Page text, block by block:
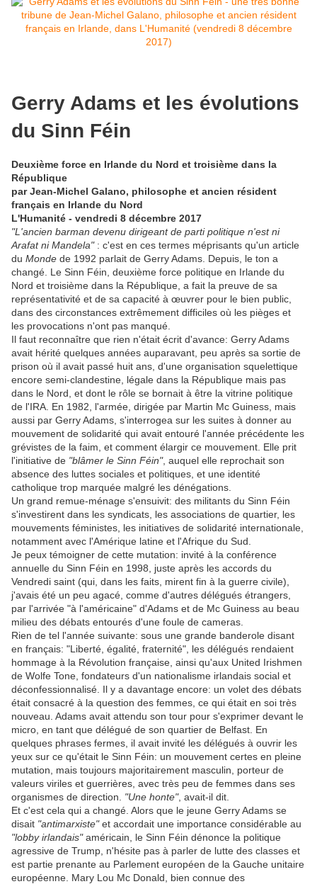
Gerry Adams et les évolutions
du Sinn Féin
Deuxième force en Irlande du Nord et troisième dans la
République
par Jean-Michel Galano, philosophe et ancien résident
français en Irlande du Nord
L'Humanité - vendredi 8 décembre 2017
"L'ancien barman devenu dirigeant de parti politique n'est ni
Arafat ni Mandela" : c'est en ces termes méprisants qu'un article
du Monde de 1992 parlait de Gerry Adams. Depuis, le ton a
changé. Le Sinn Féin, deuxième force politique en Irlande du
Nord et troisième dans la République, a fait la preuve de sa
représentativité et de sa capacité à œuvrer pour le bien public,
dans des circonstances extrêmement difficiles où les pièges et
les provocations n'ont pas manqué.
Il faut reconnaître que rien n'était écrit d'avance: Gerry Adams
avait hérité quelques années auparavant, peu après sa sortie de
prison où il avait passé huit ans, d'une organisation squelettique
encore semi-clandestine, légale dans la République mais pas
dans le Nord, et dont le rôle se bornait à être la vitrine politique
de l'IRA. En 1982, l'armée, dirigée par Martin Mc Guiness, mais
aussi par Gerry Adams, s'interrogea sur les suites à donner au
mouvement de solidarité qui avait entouré l'année précédente les
grévistes de la faim, et comment élargir ce mouvement. Elle prit
l'initiative de "blâmer le Sinn Féin", auquel elle reprochait son
absence des luttes sociales et politiques, et une identité
catholique trop marquée malgré les dénégations.
Un grand remue-ménage s'ensuivit: des militants du Sinn Féin
s'investirent dans les syndicats, les associations de quartier, les
mouvements féministes, les initiatives de solidarité internationale,
notamment avec l'Amérique latine et l'Afrique du Sud.
Je peux témoigner de cette mutation: invité à la conférence
annuelle du Sinn Féin en 1998, juste après les accords du
Vendredi saint (qui, dans les faits, mirent fin à la guerre civile),
j'avais été un peu agacé, comme d'autres délégués étrangers,
par l'arrivée "à l'américaine" d'Adams et de Mc Guiness au beau
milieu des débats entourés d'une foule de cameras.
Rien de tel l'année suivante: sous une grande banderole disant
en français: "Liberté, égalité, fraternité", les délégués rendaient
hommage à la Révolution française, ainsi qu'aux United Irishmen
de Wolfe Tone, fondateurs d'un nationalisme irlandais social et
déconfessionnalisé. Il y a davantage encore: un volet des débats
était consacré à la question des femmes, ce qui était en soi très
nouveau. Adams avait attendu son tour pour s'exprimer devant le
micro, en tant que délégué de son quartier de Belfast. En
quelques phrases fermes, il avait invité les délégués à ouvrir les
yeux sur ce qu'était le Sinn Féin: un mouvement certes en pleine
mutation, mais toujours majoritairement masculin, porteur de
valeurs viriles et guerrières, avec très peu de femmes dans ses
organismes de direction. "Une honte", avait-il dit.
Et c'est cela qui a changé. Alors que le jeune Gerry Adams se
disait "antimarxiste"et accordait une importance considérable au
"lobby irlandais"américain, le Sinn Féin dénonce la politique
agressive de Trump, n'hésite pas à parler de lutte des classes et
est partie prenante au Parlement européen de la Gauche unitaire
européenne. Mary Lou Mc Donald, bien connue des